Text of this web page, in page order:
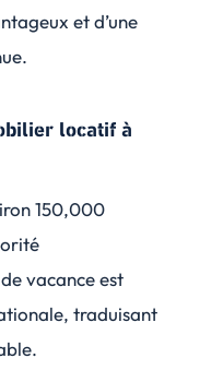
et d’une
locatif à
150,000
vacance est
traduisant